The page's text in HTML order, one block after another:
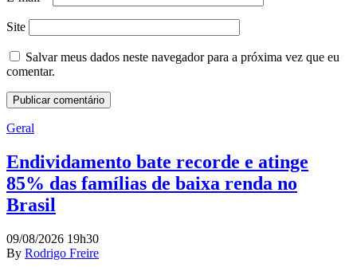
Site
Salvar meus dados neste navegador para a próxima vez que eu
comentar.
Geral
Endividamento bate recorde e atinge
85% das famílias de baixa renda no
Brasil
09/08/2026 19h30
By Rodrigo Freire